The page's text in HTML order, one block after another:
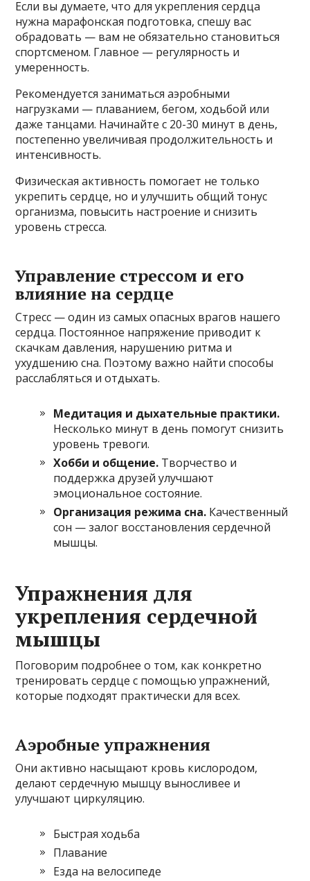
Если вы думаете, что для укрепления сердца
нужна марафонская подготовка, спешу вас
обрадовать — вам не обязательно становиться
спортсменом. Главное — регулярность и
умеренность.
Рекомендуется заниматься аэробными
нагрузками — плаванием, бегом, ходьбой или
даже танцами. Начинайте с 20-30 минут в день,
постепенно увеличивая продолжительность и
интенсивность.
Физическая активность помогает не только
укрепить сердце, но и улучшить общий тонус
организма, повысить настроение и снизить
уровень стресса.
Управление стрессом и его
влияние на сердце
Стресс — один из самых опасных врагов нашего
сердца. Постоянное напряжение приводит к
скачкам давления, нарушению ритма и
ухудшению сна. Поэтому важно найти способы
расслабляться и отдыхать.
Медитация и дыхательные практики.
Несколько минут в день помогут снизить
уровень тревоги.
Хобби и общение. Творчество и
поддержка друзей улучшают
эмоциональное состояние.
Организация режима сна. Качественный
сон — залог восстановления сердечной
мышцы.
Упражнения для
укрепления сердечной
мышцы
Поговорим подробнее о том, как конкретно
тренировать сердце с помощью упражнений,
которые подходят практически для всех.
Аэробные упражнения
Они активно насыщают кровь кислородом,
делают сердечную мышцу выносливее и
улучшают циркуляцию.
Быстрая ходьба
Плавание
Езда на велосипеде